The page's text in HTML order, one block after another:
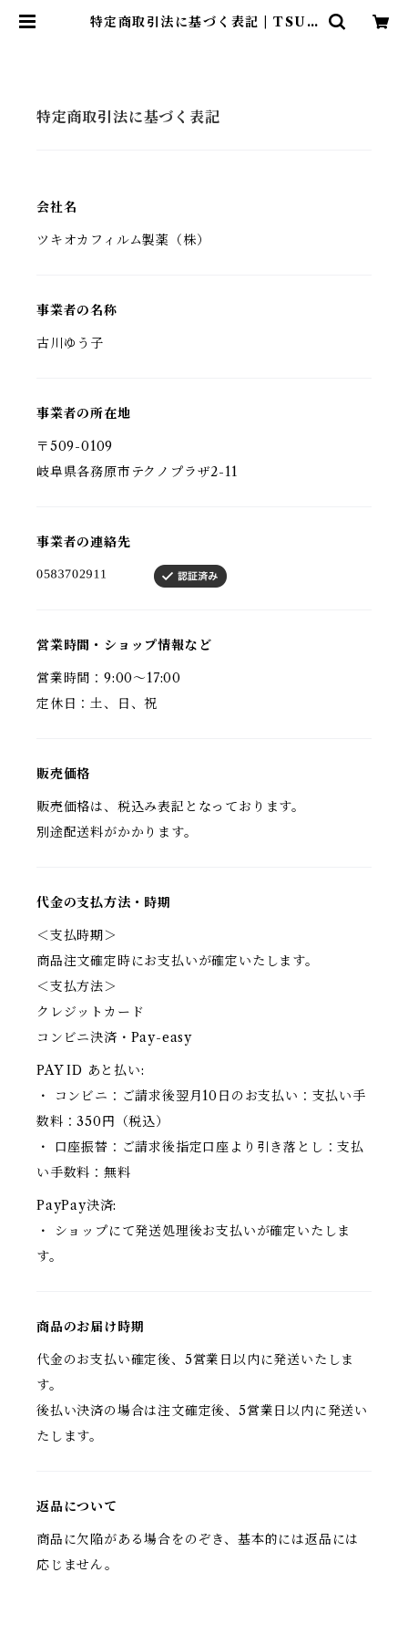
特定商取引法に基づく表記 | TSUK
特定商取引法に基づく表記
会社名
ツキオカフィルム製薬（株）
事業者の名称
古川ゆう子
事業者の所在地
〒509-0109
岐阜県各務原市テクノプラザ2-11
事業者の連絡先
営業時間・ショップ情報など
営業時間：9:00～17:00
定休日：土、日、祝
販売価格
販売価格は、税込み表記となっております。
別途配送料がかかります。
代金の支払方法・時期
＜支払時期＞
商品注文確定時にお支払いが確定いたします。
＜支払方法＞
クレジットカード
コンビニ決済・Pay-easy
PAY ID あと払い:
・ コンビニ：ご請求後翌月10日のお支払い：支払い手
数料：350円（税込）
・ 口座振替：ご請求後指定口座より引き落とし：支払
い手数料：無料
PayPay決済:
・ ショップにて発送処理後お支払いが確定いたしま
す。
商品のお届け時期
代金のお支払い確定後、5営業日以内に発送いたしま
す。
後払い決済の場合は注文確定後、5営業日以内に発送い
たします。
返品について
商品に欠陥がある場合をのぞき、基本的には返品には
応じません。